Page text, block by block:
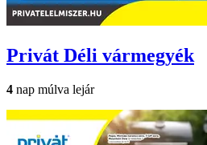
Privát Déli vármegyék
4 nap múlva lejár